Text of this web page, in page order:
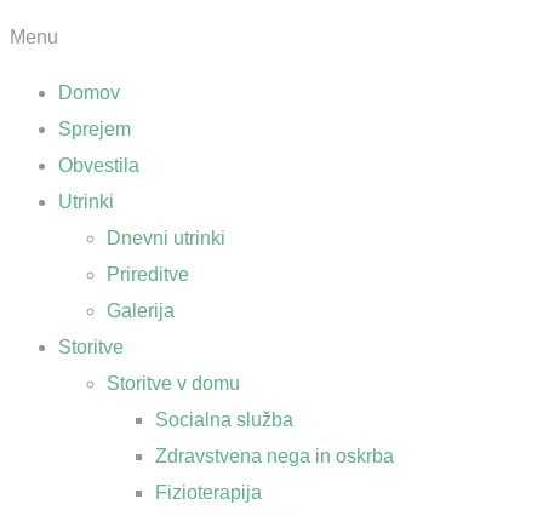
Menu
Domov
Sprejem
Obvestila
Utrinki
Dnevni utrinki
Prireditve
Galerija
Storitve
Storitve v domu
Socialna služba
Zdravstvena nega in oskrba
Fizioterapija